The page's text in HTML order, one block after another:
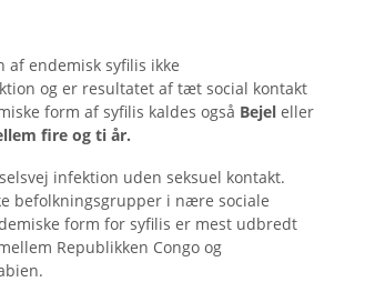
​​endemisk syfilis ikke
og er resultatet af tæt social kontakt
form af syfilis kaldes også Bejel eller
fire og ti år.
infektion uden seksuel kontakt.
befolkningsgrupper i nære sociale
form for syfilis er mest udbredt
Republikken Congo og